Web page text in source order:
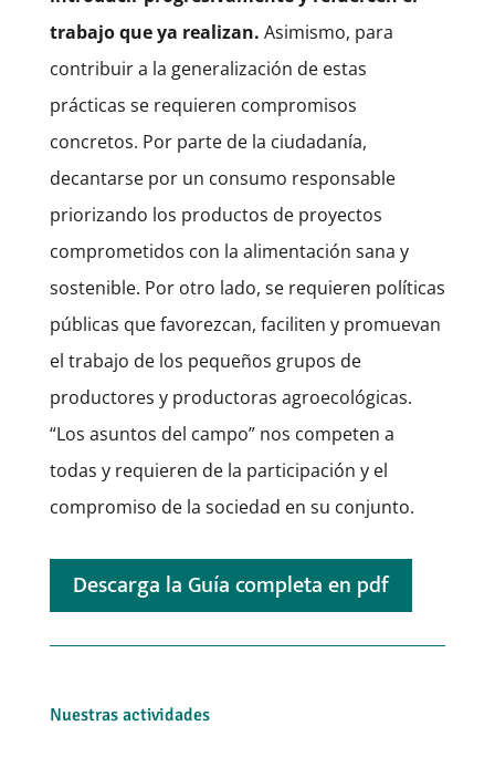
trabajo que ya realizan. Asimismo, para
contribuir a la generalización de estas
prácticas se requieren compromisos
concretos. Por parte de la ciudadanía,
decantarse por un consumo responsable
priorizando los productos de proyectos
comprometidos con la alimentación sana y
sostenible. Por otro lado, se requieren políticas
públicas que favorezcan, faciliten y promuevan
el trabajo de los pequeños grupos de
productores y productoras agroecológicas.
“Los asuntos del campo” nos competen a
todas y requieren de la participación y el
compromiso de la sociedad en su conjunto.
Descarga la Guía completa en pdf
Nuestras actividades